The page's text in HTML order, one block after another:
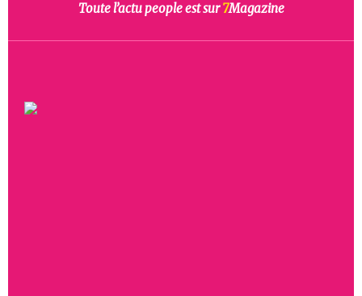
Toute l’actu people est sur7Magazine